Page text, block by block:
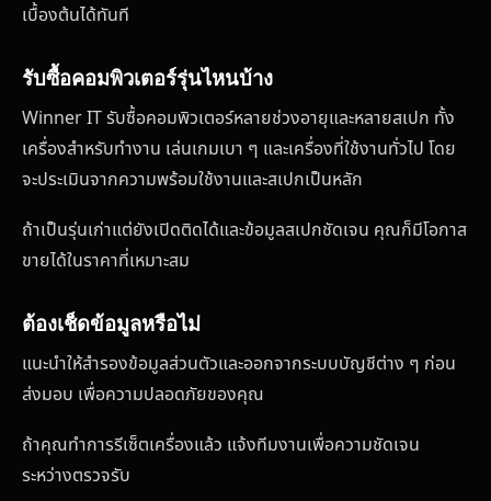
เบื้องต้นได้ทันที
รับซื้อคอมพิวเตอร์รุ่นไหนบ้าง
Winner IT รับซื้อคอมพิวเตอร์หลายช่วงอายุและหลายสเปก ทั้ง
เครื่องสำหรับทำงาน เล่นเกมเบา ๆ และเครื่องที่ใช้งานทั่วไป โดย
จะประเมินจากความพร้อมใช้งานและสเปกเป็นหลัก
ถ้าเป็นรุ่นเก่าแต่ยังเปิดติดได้และข้อมูลสเปกชัดเจน คุณก็มีโอกาส
ขายได้ในราคาที่เหมาะสม
ต้องเช็ดข้อมูลหรือไม่
แนะนำให้สำรองข้อมูลส่วนตัวและออกจากระบบบัญชีต่าง ๆ ก่อน
ส่งมอบ เพื่อความปลอดภัยของคุณ
ถ้าคุณทำการรีเซ็ตเครื่องแล้ว แจ้งทีมงานเพื่อความชัดเจน
ระหว่างตรวจรับ